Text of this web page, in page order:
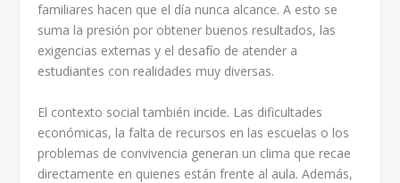
familiares hacen que el día nunca alcance. A esto se
suma la presión por obtener buenos resultados, las
exigencias externas y el desafío de atender a
estudiantes con realidades muy diversas.
El contexto social también incide. Las dificultades
económicas, la falta de recursos en las escuelas o los
problemas de convivencia generan un clima que recae
directamente en quienes están frente al aula. Además,